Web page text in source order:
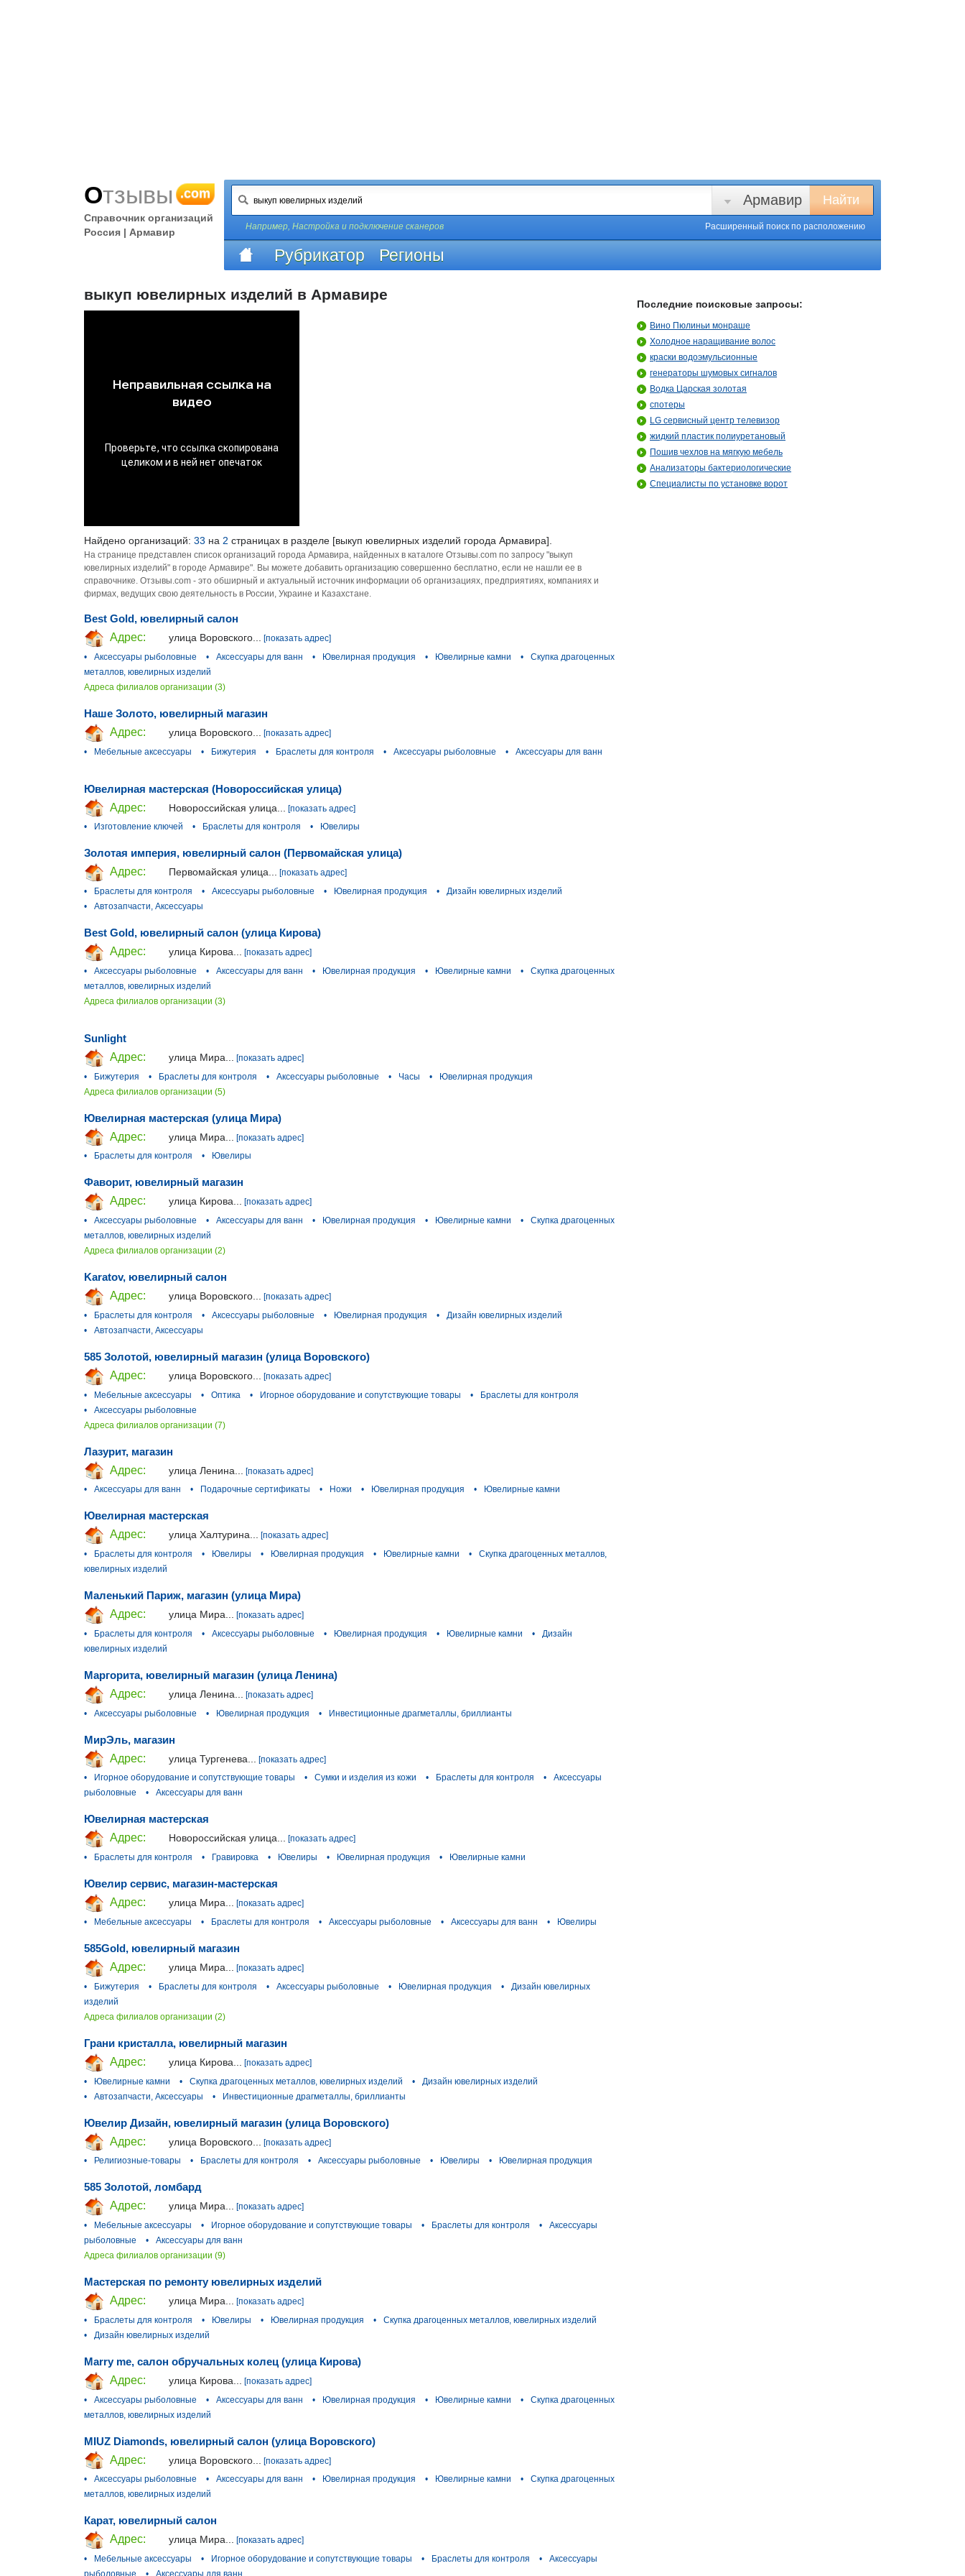
Отзывы .com
Справочник организаций
Россия | Армавир
Найти
Армавир
Например, Настройка и подключение сканеров Расширенный поиск по расположению
Рубрикатор Регионы
выкуп ювелирных изделий в Армавире
Найдено организаций: 33 на 2 страницах в разделе [выкуп ювелирных изделий города Армавира].
На странице представлен список организаций города Армавира, найденных в каталоге Отзывы.com по запросу "выкуп
ювелирных изделий" в городе Армавире". Вы можете добавить организацию совершенно бесплатно, если не нашли ее в
справочнике. Отзывы.com - это обширный и актуальный источник информации об организациях, предприятиях, компаниях и
фирмах, ведущих свою деятельность в России, Украине и Казахстане.
Best Gold, ювелирный салон
Адрес:
улица Воровского...
[показать адрес]
•
Аксессуары рыболовные • Аксессуары для ванн • Ювелирная продукция • Ювелирные камни •
Скупка драгоценных
металлов, ювелирных изделий
Адреса филиалов организации (3)
Наше Золото, ювелирный магазин
Адрес:
улица Воровского...
[показать адрес]
•
Мебельные аксессуары • Бижутерия • Браслеты для контроля • Аксессуары рыболовные • Аксессуары для ванн
Ювелирная мастерская (Новороссийская улица)
Адрес:
Новороссийская улица...
[показать адрес]
•
Изготовление ключей • Браслеты для контроля • Ювелиры
Золотая империя, ювелирный салон (Первомайская улица)
Адрес:
Первомайская улица... [показать адрес]
•
Браслеты для контроля • Аксессуары рыболовные • Ювелирная продукция •
Дизайн ювелирных изделий
•
Автозапчасти, Аксессуары
Best Gold, ювелирный салон (улица Кирова)
Адрес:
улица Кирова...
[показать адрес]
•
Аксессуары рыболовные • Аксессуары для ванн • Ювелирная продукция • Ювелирные камни •
Скупка драгоценных
металлов, ювелирных изделий
Адреса филиалов организации (3)
Sunlight
Адрес:
улица Мира...
[показать адрес]
•
Бижутерия • Браслеты для контроля • Аксессуары рыболовные • Часы •
Ювелирная продукция
Адреса филиалов организации (5)
Ювелирная мастерская (улица Мира)
Адрес:
улица Мира...
[показать адрес]
•
Браслеты для контроля • Ювелиры
Фаворит, ювелирный магазин
Адрес:
улица Кирова... [показать адрес]
•
Аксессуары рыболовные • Аксессуары для ванн • Ювелирная продукция • Ювелирные камни •
Скупка драгоценных
металлов, ювелирных изделий
Адреса филиалов организации (2)
Karatov, ювелирный салон
Адрес:
улица Воровского...
[показать адрес]
•
Браслеты для контроля • Аксессуары рыболовные • Ювелирная продукция •
Дизайн ювелирных изделий
•
Автозапчасти, Аксессуары
585 Золотой, ювелирный магазин (улица Воровского)
Адрес:
улица Воровского...
[показать адрес]
•
Мебельные аксессуары • Оптика • Игорное оборудование и сопутствующие товары •
Браслеты для контроля
•
Аксессуары рыболовные
Адреса филиалов организации (7)
Лазурит, магазин
Адрес:
улица Ленина...
[показать адрес]
•
Аксессуары для ванн • Подарочные сертификаты • Ножи • Ювелирная продукция • Ювелирные камни
Ювелирная мастерская
Адрес:
улица Халтурина... [показать адрес]
•
Браслеты для контроля • Ювелиры • Ювелирная продукция • Ювелирные камни •
Скупка драгоценных металлов,
ювелирных изделий
Маленький Париж, магазин (улица Мира)
Адрес:
улица Мира...
[показать адрес]
•
Браслеты для контроля • Аксессуары рыболовные • Ювелирная продукция • Ювелирные камни •
Дизайн
ювелирных изделий
Маргорита, ювелирный магазин (улица Ленина)
Адрес:
улица Ленина...
[показать адрес]
•
Аксессуары рыболовные • Ювелирная продукция • Инвестиционные драгметаллы, бриллианты
МирЭль, магазин
Адрес:
улица Тургенева...
[показать адрес]
•
Игорное оборудование и сопутствующие товары • Сумки и изделия из кожи • Браслеты для контроля •
Аксессуары
рыболовные
• Аксессуары для ванн
Ювелирная мастерская
Адрес:
Новороссийская улица... [показать адрес]
•
Браслеты для контроля • Гравировка • Ювелиры • Ювелирная продукция • Ювелирные камни
Ювелир сервис, магазин-мастерская
Адрес:
улица Мира... [показать адрес]
•
Мебельные аксессуары • Браслеты для контроля • Аксессуары рыболовные • Аксессуары для ванн • Ювелиры
585Gold, ювелирный магазин
Адрес:
улица Мира...
[показать адрес]
•
Бижутерия • Браслеты для контроля • Аксессуары рыболовные • Ювелирная продукция •
Дизайн ювелирных
изделий
Адреса филиалов организации (2)
Грани кристалла, ювелирный магазин
Адрес:
улица Кирова...
[показать адрес]
•
Ювелирные камни • Скупка драгоценных металлов, ювелирных изделий •
Дизайн ювелирных изделий
•
Автозапчасти, Аксессуары • Инвестиционные драгметаллы, бриллианты
Ювелир Дизайн, ювелирный магазин (улица Воровского)
Адрес:
улица Воровского...
[показать адрес]
•
Религиозные-товары • Браслеты для контроля • Аксессуары рыболовные • Ювелиры • Ювелирная продукция
585 Золотой, ломбард
Адрес:
улица Мира... [показать адрес]
•
Мебельные аксессуары • Игорное оборудование и сопутствующие товары • Браслеты для контроля •
Аксессуары
рыболовные
•
Аксессуары для ванн
Адреса филиалов организации (9)
Мастерская по ремонту ювелирных изделий
Адрес:
улица Мира...
[показать адрес]
•
Браслеты для контроля • Ювелиры • Ювелирная продукция •
Скупка драгоценных металлов, ювелирных изделий
•
Дизайн ювелирных изделий
Marry me, салон обручальных колец (улица Кирова)
Адрес:
улица Кирова...
[показать адрес]
•
Аксессуары рыболовные • Аксессуары для ванн • Ювелирная продукция • Ювелирные камни •
Скупка драгоценных
металлов, ювелирных изделий
MIUZ Diamonds, ювелирный салон (улица Воровского)
Адрес:
улица Воровского...
[показать адрес]
•
Аксессуары рыболовные • Аксессуары для ванн • Ювелирная продукция • Ювелирные камни •
Скупка драгоценных
металлов, ювелирных изделий
Карат, ювелирный салон
Адрес:
улица Мира... [показать адрес]
•
Мебельные аксессуары • Игорное оборудование и сопутствующие товары • Браслеты для контроля •
Аксессуары
рыболовные
• Аксессуары для ванн
Последние поисковые запросы:
Вино Пюлиньи монраше
Холодное наращивание волос
краски водоэмульсионные
генераторы шумовых сигналов
Водка Царская золотая
спотеры
LG сервисный центр телевизор
жидкий пластик полиуретановый
Пошив чехлов на мягкую мебель
Анализаторы бактериологические
Специалисты по установке ворот